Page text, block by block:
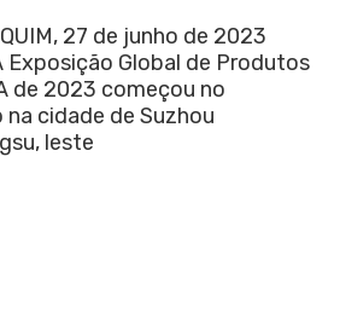
27 de junho de 2023
Global de Produtos
de 2023 começou no
cidade de Suzhou
leste